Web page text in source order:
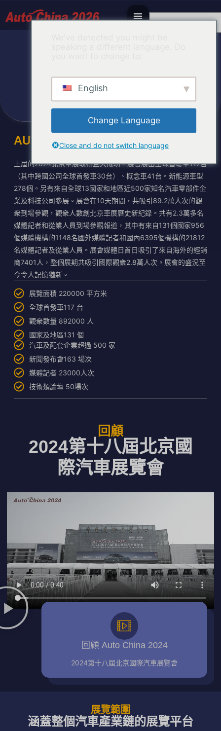
Chinese
參展商指南
展示汽車產業新技術、新產品、新趨勢
回顧
2024第十八屆北京國
際汽車展覽會
回顧 Auto China 2024
2024第十八屆北京國際汽車展覽會
AUTO CHINA 2024
上屆的2024北京車展取得巨大成功，展會展出全球首發車117台
（其中跨國公司全球首發車30台）、概念車41台。新能源車型
278個。另有來自全球13國家和地區近500家知名汽車零部件企
業及科技公司參展。展會在10天期間，共吸引89.2萬人次的觀
衆到場參觀，觀衆人數創北京車展曆史新紀錄。共有2.3萬多名
媒體記者和從業人員到場參觀報道，其中有來自131個國家956
個媒體機構的1148名國外媒體記者和國內6395個機構的21812
名媒體記者及從業人員。展會媒體日首日吸引了來自海外的經銷
商7401人，整個展期共吸引國際觀衆2.8萬人次。展會的盛況至
今令人記憶猶新。
展覽面積 220000 平方米
全球首發車117 台
觀衆數量 892000 人
國家及地區131 個
汽車及配套企業超過 500 家
新聞發布會163 場次
媒體記者 23000人次
技術類論壇 50場次
展覽範圍
涵蓋整個汽車產業鏈的展覽平台
English
Change Language
Close and do not switch language